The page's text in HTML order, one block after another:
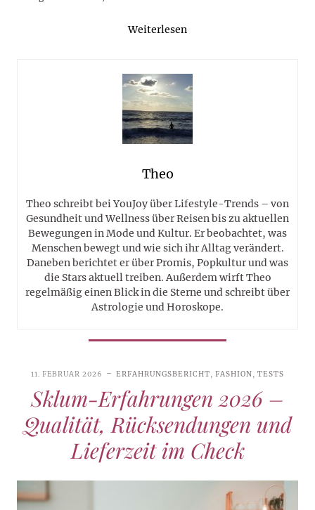
Weiterlesen
Theo
Theo schreibt bei YouJoy über Lifestyle-Trends – von
Gesundheit und Wellness über Reisen bis zu aktuellen
Bewegungen in Mode und Kultur. Er beobachtet, was
Menschen bewegt und wie sich ihr Alltag verändert.
Daneben berichtet er über Promis, Popkultur und was
die Stars aktuell treiben. Außerdem wirft Theo
regelmäßig einen Blick in die Sterne und schreibt über
Astrologie und Horoskope.
11. FEBRUAR 2026 ERFAHRUNGSBERICHT, FASHION,TESTS
Sklum-Erfahrungen 2026 –
Qualität, Rücksendungen und
Lieferzeit im Check